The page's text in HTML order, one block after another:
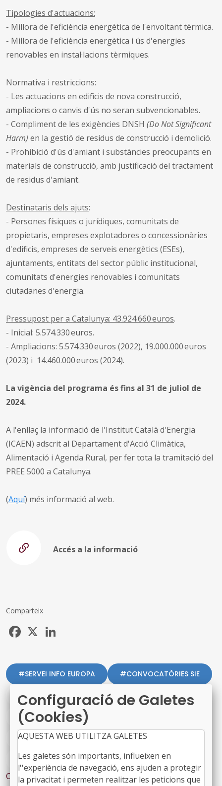
Tipologies d'actuacions:
- Millora de l'eficiència energètica de l'envoltant tèrmica.
- Millora de l'eficiència energètica i ús d'energies
renovables en instal·lacions tèrmiques.
Normativa i restriccions:
- Les actuacions en edificis de nova construcció,
ampliacions o canvis d'ús no seran subvencionables.
- Compliment de les exigències DNSH (Do Not Significant
Harm) en la gestió de residus de construcció i demolició.
- Prohibició d'ús d'amiant i substàncies preocupants en
materials de construcció, amb justificació del tractament
de residus d'amiant.
Destinataris dels ajuts:
- Persones físiques o jurídiques, comunitats de
propietaris, empreses explotadores o concessionàries
d'edificis, empreses de serveis energètics (ESEs),
ajuntaments, entitats del sector públic institucional,
comunitats d'energies renovables i comunitats
ciutadanes d'energia.
Pressupost per a Catalunya: 43.924.660 euros.
- Inicial: 5.574.330 euros.
- Ampliacions: 5.574.330 euros (2022), 19.000.000 euros
(2023) i 14.460.000 euros (2024).
La vigència del programa és fins al 31 de juliol de
2024.
A l'enllaç la informació de l'Institut Català d'Energia
(ICAEN) adscrit al Departament d'Acció Climàtica,
Alimentació i Agenda Rural, per fer tota la tramitació del
PREE 5000 a Catalunya.
(Aquí) més informació al web.
Accés a la informació
Comparteix
Facebook
#SERVEI INFO EUROPA #CONVOCATÒRIES SIE
#CONVOCATORIA-SIE #FONSEUROPEUS
#REHABILITACIOENERGETICA
#REPTEDEMOGRAFIC #REPTERURAL
#ÀREA ACCIÓ CLIMÀTICA #ÀREA TERRITORI
Contingut relacionat
Configuració de Galetes
(Cookies)
AQUESTA WEB UTILITZA GALETES
Les galetes són importants, influeixen en
l''experiència de navegació, ens ajuden a protegir
la privacitat i permeten realitzar les peticions que